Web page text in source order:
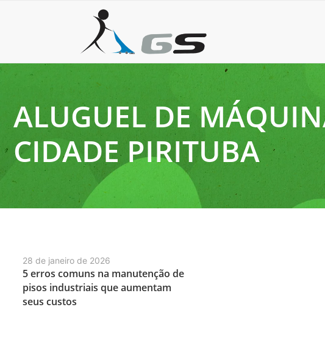
ALUGUEL DE
CIDADE PIRITUBA
28 de janeiro de 2026
5 erros comuns na manutenção de
pisos industriais que aumentam
seus custos